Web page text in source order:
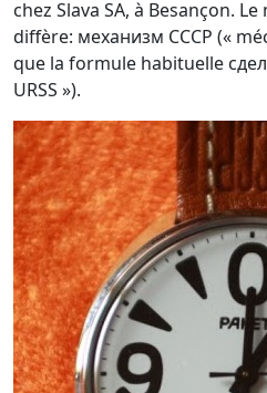
chez Slava SA, à Besançon.
diffère: механизм CCCP («
que la formule habituelle
URSS »).